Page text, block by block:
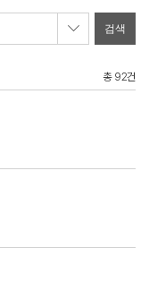
총 92건